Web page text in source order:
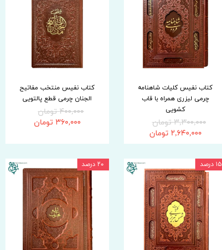
کتاب نفیس کلیات شاهنامه
چرمی لیزری همراه با قاب
کشویی
۳,۳۰۰,۰۰۰ تومان
۲,۶۴۰,۰۰۰ تومان
کتاب نفیس منتخب مفاتیح
الجنان چرمی قطع پالتویی
۴۰۰,۰۰۰ تومان
۳۶۰,۰۰۰ تومان
۱۵ درصد ۲۰ درصد